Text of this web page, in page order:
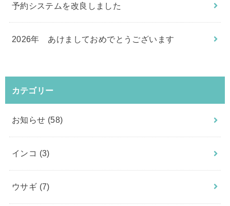
予約システムを改良しました
2026年 あけましておめでとうございます
カテゴリー
お知らせ (58)
インコ (3)
ウサギ (7)